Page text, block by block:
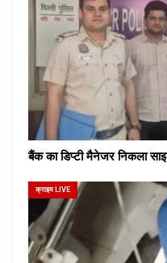
बैंक का डिप्टी मैनेजर निकला
क्राइम LIVE